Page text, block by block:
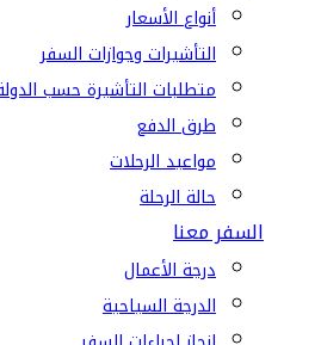
أنواع الأسعار
التأشيرات وجوازات السفر
متطلبات التأشيرة حسب
طرق الدفع
مواعيد الرحلات
حالة الرحلة
السفر معنا
درجة الأعمال
الدرجة السياحية